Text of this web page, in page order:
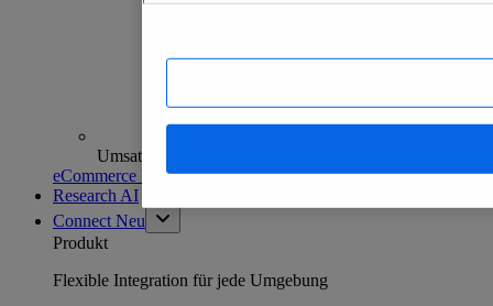
Umsatzanalysen und -prognosen
eCommerce Insights entdecken
Research AI
Connect Neu
Produkt
Flexible Integration für jede Umgebung